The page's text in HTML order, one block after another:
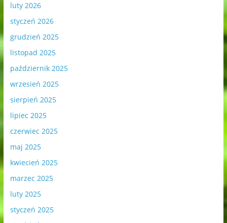
luty 2026
styczeń 2026
grudzień 2025
listopad 2025
październik 2025
wrzesień 2025
sierpień 2025
lipiec 2025
czerwiec 2025
maj 2025
kwiecień 2025
marzec 2025
luty 2025
styczeń 2025